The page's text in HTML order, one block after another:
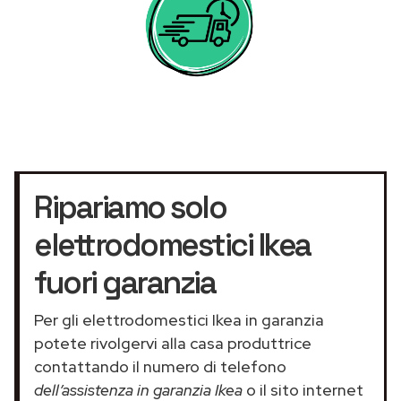
Ripariamo solo
elettrodomestici Ikea
fuori garanzia
Per gli elettrodomestici Ikea in garanzia
potete rivolgervi alla casa produttrice
contattando il numero di telefono
dell’assistenza in garanzia Ikea o il sito internet